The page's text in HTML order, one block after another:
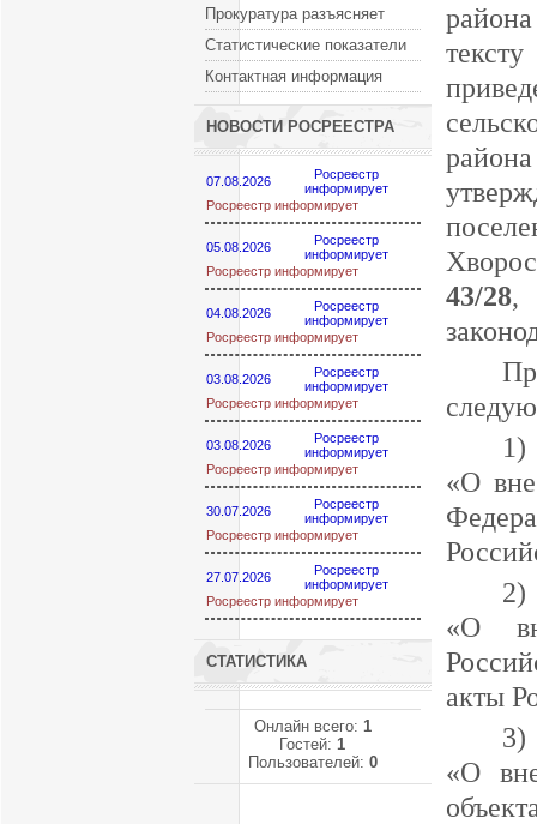
Прокуратура разъясняет
Статистические показатели
Контактная информация
НОВОСТИ РОСРЕЕСТРА
07.08.2026
Росреестр
информирует
Росреестр информирует
05.08.2026
Росреестр
информирует
Росреестр информирует
04.08.2026
Росреестр
информирует
Росреестр информирует
03.08.2026
Росреестр
информирует
Росреестр информирует
03.08.2026
Росреестр
информирует
Росреестр информирует
30.07.2026
Росреестр
информирует
Росреестр информирует
27.07.2026
Росреестр
информирует
Росреестр информирует
СТАТИСТИКА
Онлайн всего: 1
Гостей:1
Пользователей: 0
43/28,
1)
«О
2)
«О
акты
3)
«О